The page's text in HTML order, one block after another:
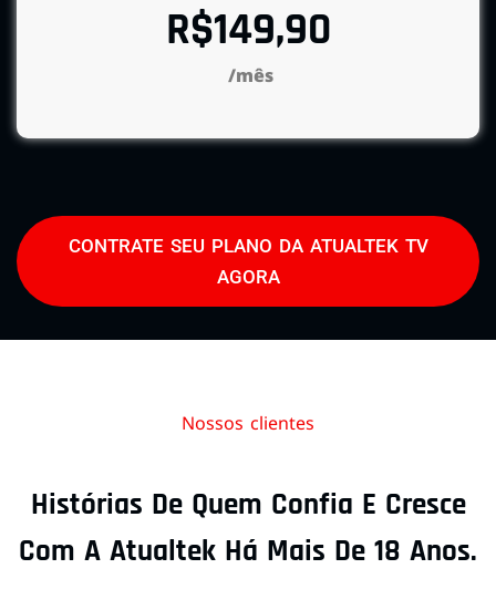
R$149,90
/mês
CONTRATE SEU PLANO DA ATUALTEK TV
AGORA
Nossos clientes
Histórias De Quem Confia E Cresce
Com A Atualtek Há Mais De 18 Anos.